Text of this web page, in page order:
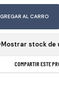
AL CARRO
Mostrar stock de
COMPARTIR ESTE